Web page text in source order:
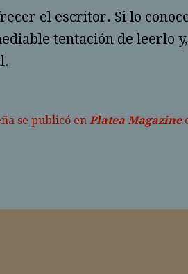
el escritor. Si lo
tentación de leerlo
se publicó en Platea Magazine